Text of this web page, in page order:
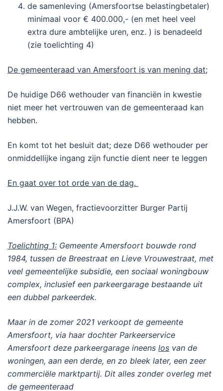
de samenleving (Amersfoortse belastingbetaler)
minimaal voor € 400.000,- (en met heel veel
extra dure ambtelijke uren, enz. ) is benadeeld
(zie toelichting 4)
De gemeenteraad van Amersfoort is van mening dat;
De huidige D66 wethouder van financiën in kwestie
niet meer het vertrouwen van de gemeenteraad kan
hebben.
En komt tot het besluit dat; deze D66 wethouder per
onmiddellijke ingang zijn functie dient neer te leggen
En gaat over tot orde van de dag.
J.J.W. van Wegen, fractievoorzitter Burger Partij
Amersfoort (BPA)
Toelichting 1: Gemeente Amersfoort bouwde rond
1984, tussen de Breestraat en Lieve Vrouwestraat, met
veel gemeentelijke subsidie, een sociaal woningbouw
complex, inclusief een parkeergarage bestaande uit
een dubbel parkeerdek.
Maar in de zomer 2021 verkoopt de gemeente
Amersfoort, via haar dochter Parkeerservice
Amersfoort deze parkeergarage ineens los van de
woningen, aan een derde, en zo bleek later, een zeer
commerciële marktpartij. Dit alles zonder overleg met
de gemeenteraad